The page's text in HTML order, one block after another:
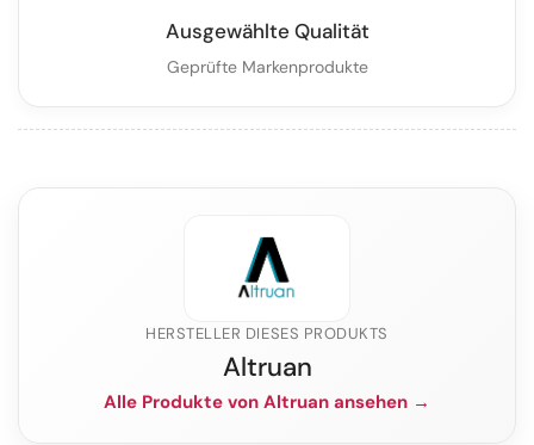
Ausgewählte Qualität
Geprüfte Markenprodukte
HERSTELLER DIESES PRODUKTS
Altruan
Alle Produkte von Altruan ansehen →